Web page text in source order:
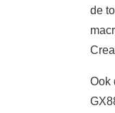
de
Ook